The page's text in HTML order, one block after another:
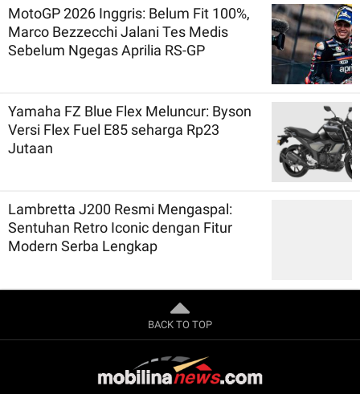
MotoGP 2026 Inggris: Belum Fit 100%,
Marco Bezzecchi Jalani Tes Medis
Sebelum Ngegas Aprilia RS-GP
Yamaha FZ Blue Flex Meluncur: Byson
Versi Flex Fuel E85 seharga Rp23
Jutaan
Lambretta J200 Resmi Mengaspal:
Sentuhan Retro Iconic dengan Fitur
Modern Serba Lengkap
BACK TO TOP